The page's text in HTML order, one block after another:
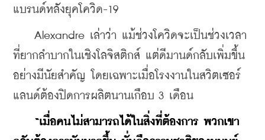
แบรนด์หลังยุคโควิด-19
Alexandre เล่าว่า แม้ช่วงโควิดจะเป็นช่วงเวลา
ที่ยากลำบากในเชิงโลจิสติกส์ แต่ดีมานด์กลับเพิ่มขึ้น
อย่างมีนัยสำคัญ โดยเฉพาะเมื่อโรงงานในสวิตเซอร์
แลนด์ต้องปิดการผลิตนานเกือบ 3 เดือน
“เมื่อคนไม่สามารถได้ในสิ่งที่ต้องการ พวกเขา